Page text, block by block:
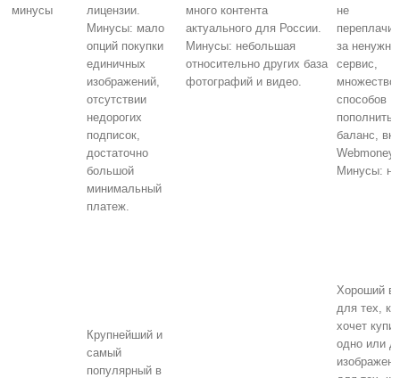
минусы
лицензии.
Минусы: мало
опций покупки
единичных
изображений,
отсутствии
недорогих
подписок,
достаточно
большой
минимальный
платеж.
много контента
актуального для России.
Минусы: небольшая
относительно других база
фотографий и видео.
не
за
сервис,
множество
способов
пополнить
баланс,
Webmoney.
Минусы:
Крупнейший и
самый
популярный в
Хороший
для тех,
хочет
одно или